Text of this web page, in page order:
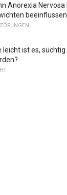
Anorexia
leicht ist es,